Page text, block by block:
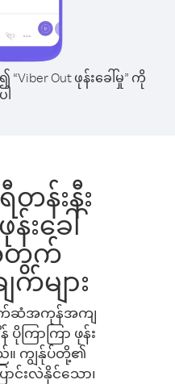
“Viber Out ဖုန်းခေါ်မှု” ကို
တန်းနီး
းခေါ်
တွက်
က်များ
က်ဆံအကုန်အကျ
ပိုကြာကြာ ဖုန်း
ည်။ ကျွန်ုပ်တို့၏
င်းလဲနိုင်သော၊